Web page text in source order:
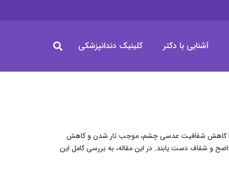
آشنایی با دکتر کلینیک دندانپزشکی
با کاهش شفافیت عدسی چشم، موجب تار شدن و کاهش
و شفاف دست یابند. در این مقاله، به بررسی کامل این